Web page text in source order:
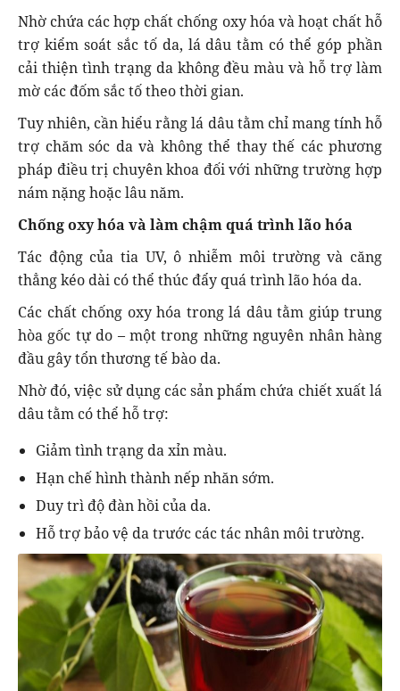
Nhờ chứa các hợp chất chống oxy hóa và hoạt chất hỗ
trợ kiểm soát sắc tố da, lá dâu tằm có thể góp phần
cải thiện tình trạng da không đều màu và hỗ trợ làm
mờ các đốm sắc tố theo thời gian.
Tuy nhiên, cần hiểu rằng lá dâu tằm chỉ mang tính hỗ
trợ chăm sóc da và không thể thay thế các phương
pháp điều trị chuyên khoa đối với những trường hợp
nám nặng hoặc lâu năm.
Chống oxy hóa và làm chậm quá trình lão hóa
Tác động của tia UV, ô nhiễm môi trường và căng
thẳng kéo dài có thể thúc đẩy quá trình lão hóa da.
Các chất chống oxy hóa trong lá dâu tằm giúp trung
hòa gốc tự do – một trong những nguyên nhân hàng
đầu gây tổn thương tế bào da.
Nhờ đó, việc sử dụng các sản phẩm chứa chiết xuất lá
dâu tằm có thể hỗ trợ:
Giảm tình trạng da xỉn màu.
Hạn chế hình thành nếp nhăn sớm.
Duy trì độ đàn hồi của da.
Hỗ trợ bảo vệ da trước các tác nhân môi trường.